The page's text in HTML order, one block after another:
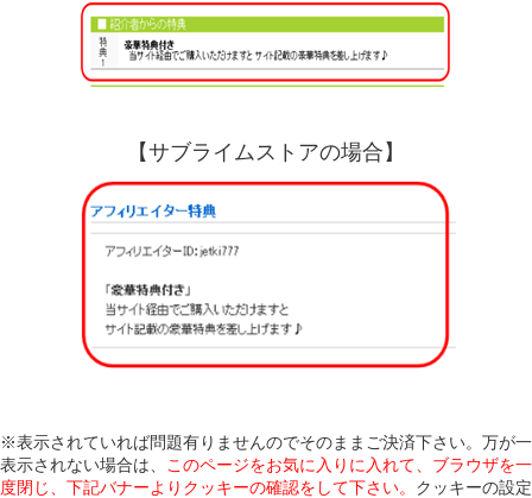
【サブライムストアの場合】
※表示されていれば問題有りませんのでそのままご決済下さい。万が一
表示されない場合は、
このページをお気に入りに入れて、ブラウザを一
度閉じ、下記バナーよりクッキーの確認をして下さい。 クッキーの設定